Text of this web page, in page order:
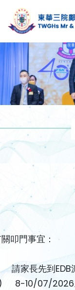
叩門事宜：
請家長先到EDB
8-10/07/2026上